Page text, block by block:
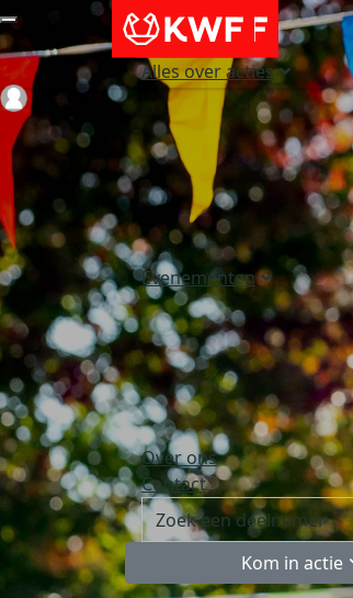
Alles over acties
Evenementen
Over ons
Contact
Kom in actie
Login